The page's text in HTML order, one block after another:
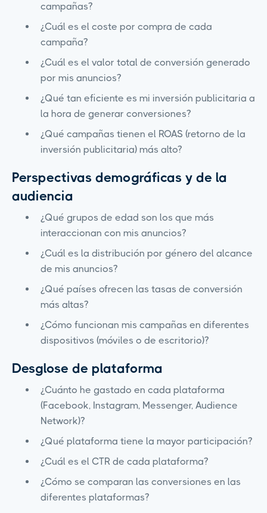
campañas?
¿Cuál es el coste por compra de cada
campaña?
¿Cuál es el valor total de conversión generado
por mis anuncios?
¿Qué tan eficiente es mi inversión publicitaria a
la hora de generar conversiones?
¿Qué campañas tienen el ROAS (retorno de la
inversión publicitaria) más alto?
Perspectivas demográficas y de la
audiencia
¿Qué grupos de edad son los que más
interaccionan con mis anuncios?
¿Cuál es la distribución por género del alcance
de mis anuncios?
¿Qué países ofrecen las tasas de conversión
más altas?
¿Cómo funcionan mis campañas en diferentes
dispositivos (móviles o de escritorio)?
Desglose de plataforma
¿Cuánto he gastado en cada plataforma
(Facebook, Instagram, Messenger, Audience
Network)?
¿Qué plataforma tiene la mayor participación?
¿Cuál es el CTR de cada plataforma?
¿Cómo se comparan las conversiones en las
diferentes plataformas?